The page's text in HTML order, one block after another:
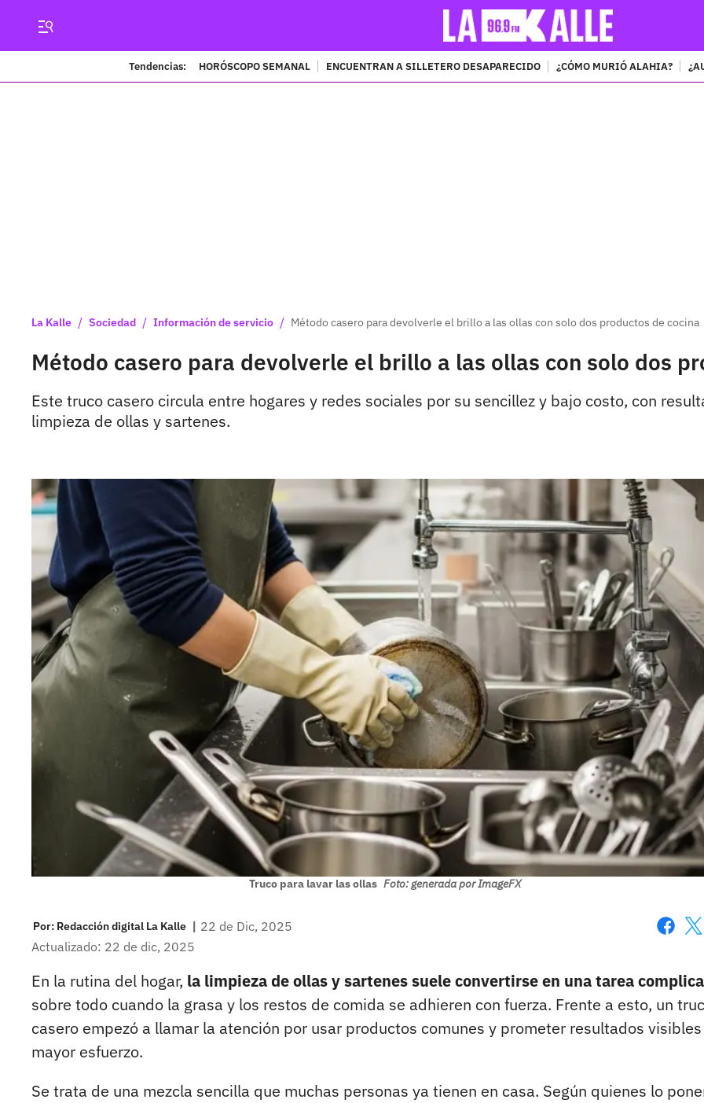
Tendencias: HORÓSCOPO SEMANAL ENCUENTRAN A SILLETERO DESAPARECIDO ¿CÓMO MURIÓ ALAHIA?
La Kalle / Sociedad / Información de servicio / Método casero para devolverle el brillo a las ollas con solo dos productos de cocina
Método casero para devolverle el brillo a las ollas con solo dos
Este truco casero circula entre hogares y redes sociales por su sencillez y bajo costo, con
limpieza de ollas y sartenes.
Truco para lavar las ollas Foto: generada por ImageFX
Por: Redacción digital La Kalle | 22 de Dic, 2025
Actualizado: 22 de dic, 2025
En la rutina del hogar, la limpieza de ollas y sartenes suele convertirse en una tarea
sobre todo cuando la grasa y los restos de comida se adhieren con fuerza. Frente a esto, un
casero empezó a llamar la atención por usar productos comunes y prometer resultados
mayor esfuerzo.
Se trata de una mezcla sencilla que muchas personas ya tienen en casa. Según quienes lo